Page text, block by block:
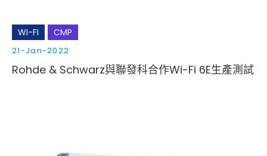
WI-FI CMP
21-Jan-2022
Rohde & Schwarz與聯發科合作Wi-Fi 6E生產測試